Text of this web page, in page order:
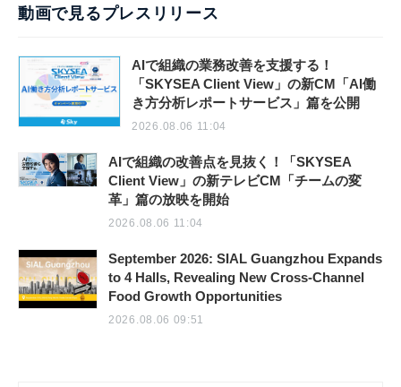
動画で見るプレスリリース
AIで組織の業務改善を支援する！
「SKYSEA Client View」の新CM「AI働
き方分析レポートサービス」篇を公開
2026.08.06 11:04
AIで組織の改善点を見抜く！「SKYSEA
Client View」の新テレビCM「チームの変
革」篇の放映を開始
2026.08.06 11:04
September 2026: SIAL Guangzhou Expands
to 4 Halls, Revealing New Cross-Channel
Food Growth Opportunities
2026.08.06 09:51